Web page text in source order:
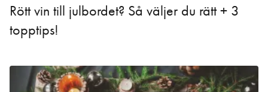
Rött vin till julbordet? Så väljer du rätt + 3
topptips!